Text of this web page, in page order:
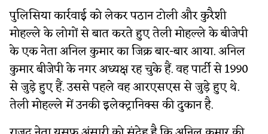
पुलिसिया कार्रवाई को लेकर पठान टोली और कुरैशी
मोहल्ले के लोगों से बात करते हुए तेली मोहल्ले के बीजेपी
के एक नेता अनिल कुमार का जिक्र बार-बार आया. अनिल
कुमार बीजेपी के नगर अध्यक्ष रह चुके हैं. वह पार्टी से 1990
से जुड़े हुए हैं. उससे पहले वह आरएसएस से जुड़े हुए थे.
तेली मोहल्ले में उनकी इलेक्ट्रानिक्स की दुकान है.